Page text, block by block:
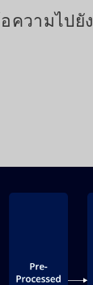
ความไปยัง